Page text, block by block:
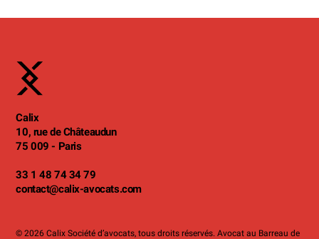
Calix
10, rue de Châteaudun
75 009 - Paris
33 1 48 74 34 79
contact@calix-avocats.com
© 2026 Calix Société d’avocats, tous droits réservés. Avocat au Barreau de